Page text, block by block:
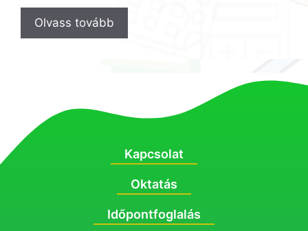
Olvass tovább
Kapcsolat
Oktatás
Időpontfoglalás